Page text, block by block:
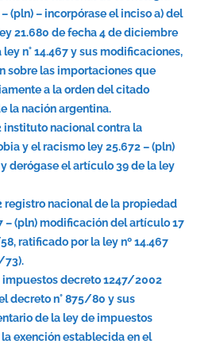
(pln) – incorpórase el inciso a) del
21.680 de fecha 4 de diciembre
n° 14.467 y sus modificaciones,
sobre las importaciones que
a la orden del citado
la nación argentina.
nacional contra la
y el racismo ley 25.672 – (pln)
derógase el artículo 39 de la ley
nacional de la propiedad
– (pln) modificación del artículo 17
ratificado por la ley nº 14.467
73).
decreto 1247/2002
decreto n° 875/80 y sus
de la ley de impuestos
exención establecida en el